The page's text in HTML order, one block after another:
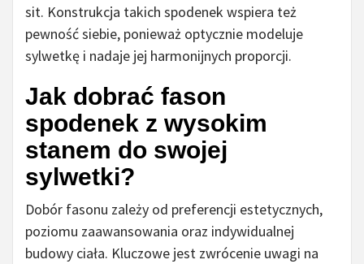
sit. Konstrukcja takich spodenek wspiera też
pewność siebie, ponieważ optycznie modeluje
sylwetkę i nadaje jej harmonijnych proporcji.
Jak dobrać fason
spodenek z wysokim
stanem do swojej
sylwetki?
Dobór fasonu zależy od preferencji estetycznych,
poziomu zaawansowania oraz indywidualnej
budowy ciała. Kluczowe jest zwrócenie uwagi na